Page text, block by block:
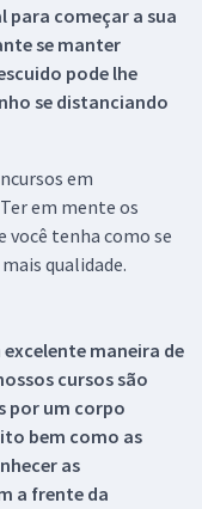
para começar a sua
se manter
pode lhe
se distanciando
em
em mente os
você tenha como se
qualidade.
maneira de
cursos são
por um corpo
bem como as
as
a frente da